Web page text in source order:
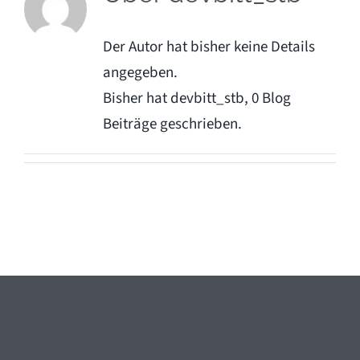
Kontakt
Der Autor hat bisher keine Details
angegeben.
Bisher hat devbitt_stb, 0 Blog
Beiträge geschrieben.